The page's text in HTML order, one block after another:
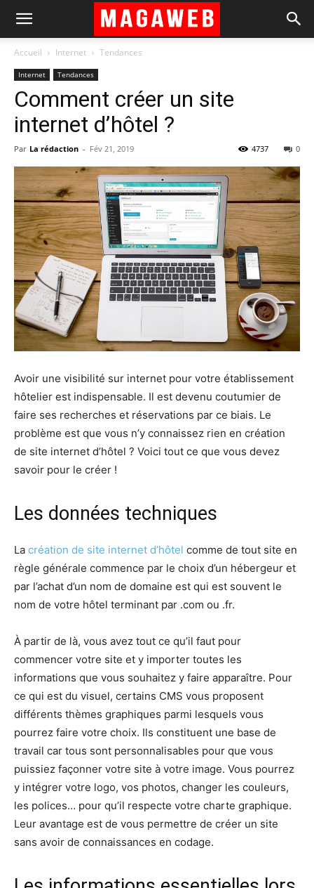
Accueil Internet Tendances
Internet Tendances
Comment créer un site
internet d’hôtel ?
Par La rédaction - Fév 21, 2019 0
4737
Avoir une visibilité sur internet pour votre établissement
hôtelier est indispensable. Il est devenu coutumier de
faire ses recherches et réservations par ce biais. Le
problème est que vous n’y connaissez rien en création
de site internet d’hôtel ? Voici tout ce que vous devez
savoir pour le créer !
Les données techniques
La création de site internet d’hôtel comme de tout site en
règle générale commence par le choix d’un hébergeur et
par l’achat d’un nom de domaine est qui est souvent le
nom de votre hôtel terminant par .com ou .fr.
À partir de là, vous avez tout ce qu’il faut pour
commencer votre site et y importer toutes les
informations que vous souhaitez y faire apparaître. Pour
ce qui est du visuel, certains CMS vous proposent
différents thèmes graphiques parmi lesquels vous
pourrez faire votre choix. Ils constituent une base de
travail car tous sont personnalisables pour que vous
puissiez façonner votre site à votre image. Vous pourrez
y intégrer votre logo, vos photos, changer les couleurs,
les polices… pour qu’il respecte votre charte graphique.
Leur avantage est de vous permettre de créer un site
sans avoir de connaissances en codage.